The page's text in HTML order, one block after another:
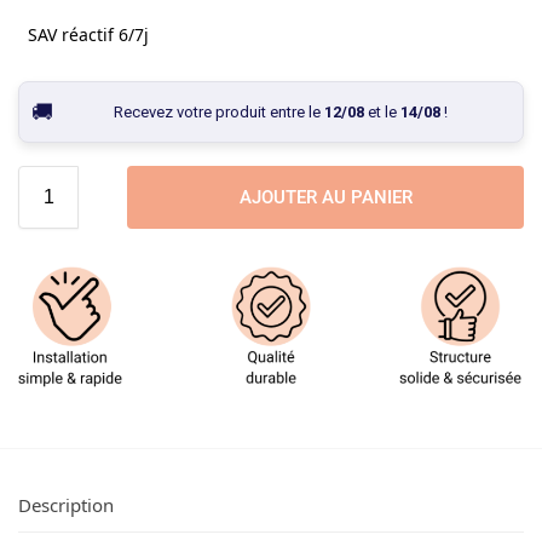
SAV réactif 6/7j
Recevez votre produit entre le 12/08et le 14/08!
AJOUTER AU PANIER
Description